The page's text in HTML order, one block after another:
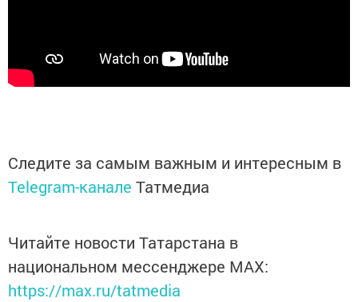
Следите за самым важным и интересным в
Telegram-канале Татмедиа
Читайте новости Татарстана в
национальном мессенджере MАХ:
https://max.ru/tatmedia